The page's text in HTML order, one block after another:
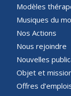
Modèles
Musiques du
Nos Actions
Nous rejoindre
Nouvelles
Objet et
Offres